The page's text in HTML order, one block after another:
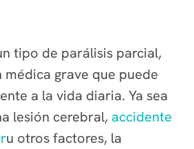
tipo de parálisis parcial,
médica grave que puede
a la vida diaria. Ya sea
lesión cerebral, accidente
u otros factores, la